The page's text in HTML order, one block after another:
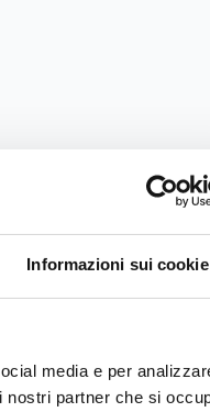
Informazioni sui cookie
media e per
partner che si